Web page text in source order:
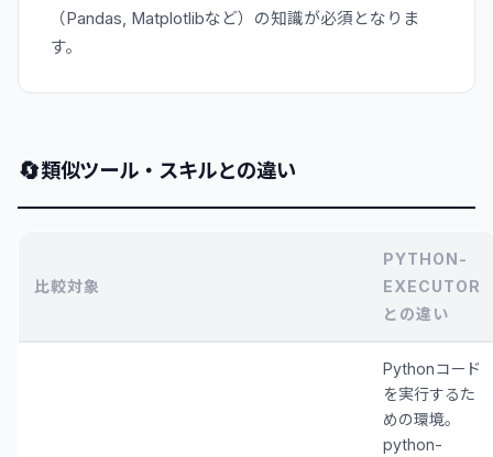
（Pandas, Matplotlibなど）の知識が必須となりま
す。
🔄類似ツール・スキルとの違い
比較対象
PYTHON-
EXECUTOR
との違い
Pythonコード
を実行するた
めの環境。
python-